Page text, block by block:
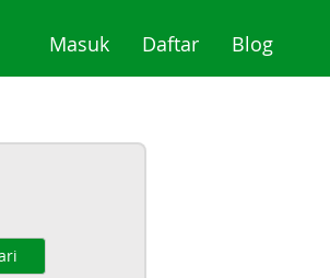
Masuk(current)
Daftar(current)
Blog